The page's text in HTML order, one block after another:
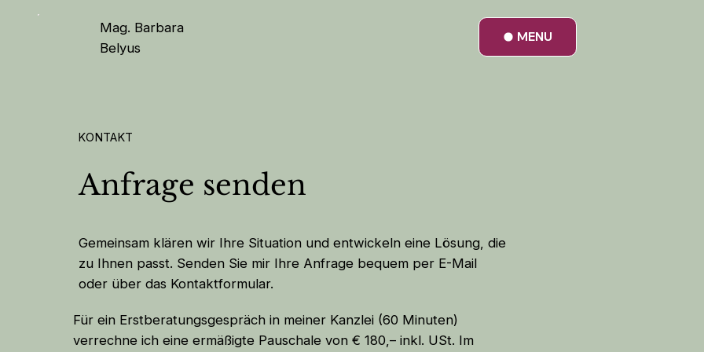
Mag. Barbara
Belyus
MENU
KONTAKT
Anfrage senden
Gemeinsam klären wir Ihre Situation und entwickeln eine Lösung, die
zu Ihnen passt. Senden Sie mir Ihre Anfrage bequem per E-Mail
oder über das Kontaktformular.
Für ein Erstberatungsgespräch in meiner Kanzlei (60 Minuten)
verrechne ich eine ermäßigte Pauschale von € 180,– inkl. USt. Im